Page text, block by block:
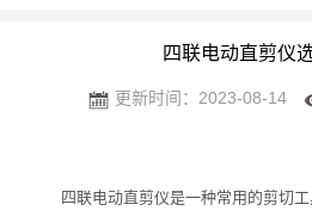
四联电动直剪仪
更新时间：2023-08-14
四联电动直剪仪是一种常用的剪切工